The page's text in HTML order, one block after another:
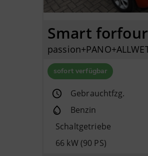
Smart forfour
sofort verfügbar
Gebrauchtfzg.
Benzin
Schaltgetriebe
66 kW (90 PS)